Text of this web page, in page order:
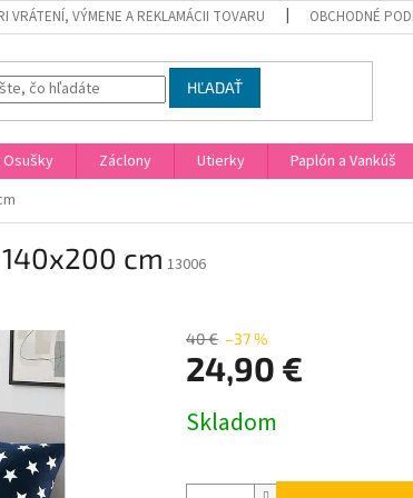
VRÁTENÍ, VÝMENE A REKLAMÁCII TOVARU OBCHODNÉ
HĽADAŤ
Záclony Utierky Paplón a Vankúš
cm 13006
40 € –37 %
24,90 €
cena:
Skladom